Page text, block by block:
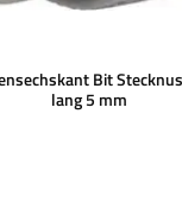
Bit
lang 5 mm